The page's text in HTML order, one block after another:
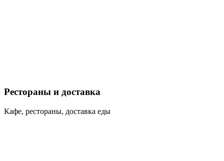
Рестораны и доставка
Кафе, рестораны, доставка еды